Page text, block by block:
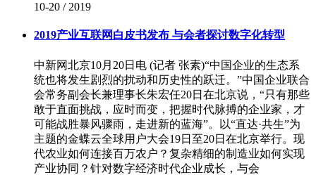
10-20 / 2019
2019产业互联网白皮书发布 与会者探讨数字化转型
中新网北京10月20日电 (记者 张素)“中国企业的生态系
统也将发生剧烈的扰动和历史性的跃迁。”中国企业联合
会常务副会长兼理事长朱宏任20日在北京说，“只有那些
敢于直面挑战，应时而变，把握时代脉搏的企业家，才
可能战胜暴风骤雨，走进新的蓝海”。以“直达·共生”为
主题的金蝶云全球用户大会19日至20日在北京举行。现
代农业如何连接百万农户？复杂精细的制造业如何实现
产业协同？针对数字经济时代企业成长，与会